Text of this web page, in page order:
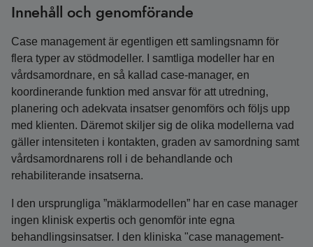
Innehåll och genomförande
Case management är egentligen ett samlingsnamn för
flera typer av stödmodeller. I samtliga modeller har en
vårdsamordnare, en så kallad case-manager, en
koordinerande funktion med ansvar för att utredning,
planering och adekvata insatser genomförs och följs upp
med klienten. Däremot skiljer sig de olika modellerna vad
gäller intensiteten i kontakten, graden av samordning samt
vårdsamordnarens roll i de behandlande och
rehabiliterande insatserna.
I den ursprungliga ”mäklarmodellen” har en case manager
ingen klinisk expertis och genomför inte egna
behandlingsinsatser. I den kliniska "case management-